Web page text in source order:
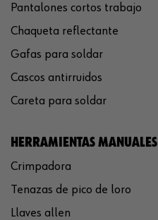
Pantalones cortos trabajo
Chaqueta reflectante
Gafas para soldar
Cascos antirruidos
Careta para soldar
HERRAMIENTAS MANUALES
Crimpadora
Tenazas de pico de loro
Llaves allen